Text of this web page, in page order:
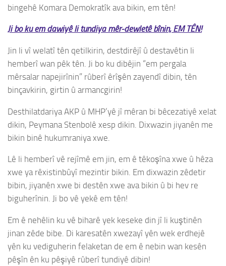
bingehê Komara Demokratîk ava bikin, em tên!
Ji bo ku em dawiyê li tundiya mêr-dewletê bînin, EM TÊN!
Jin li vî welatî tên qetilkirin, destdirêjî û destavêtin li
hemberî wan pêk tên. Ji bo ku dibêjin “em pergala
mêrsalar napejirînin” rûberî êrîşên zayendî dibin, tên
binçavkirin, girtin û armancgirin!
Desthilatdariya AKP û MHP’yê jî mêran bi bêcezatiyê xelat
dikin, Peymana Stenbolê xesp dikin. Dixwazin jiyanên me
bikin binê hukumraniya xwe.
Lê li hemberî vê rejîmê em jin, em ê têkoşîna xwe û hêza
xwe ya rêxistinbûyî mezintir bikin. Em dixwazin zêdetir
bibin, jiyanên xwe bi destên xwe ava bikin û bi hev re
biguherînin. Ji bo vê yekê em tên!
Em ê nehêlin ku vê biharê yek keseke din jî li kuştinên
jinan zêde bibe. Di karesatên xwezayî yên wek erdhejê
yên ku vediguherin felaketan de em ê nebin wan kesên
pêşîn ên ku pêşiyê rûberî tundiyê dibin!